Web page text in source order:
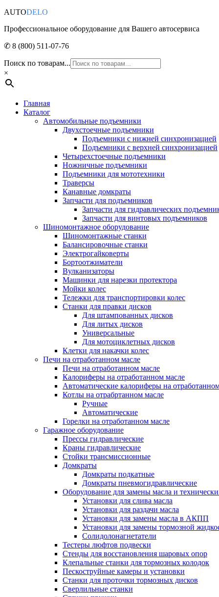
AUTODELO
Профессиональное оборудование для Вашего автосервиса
✆ 8 (800) 511-07-76
Поиск по товарам...
×
Главная
Каталог
Автомобильные подъемники
Двухстоечные подъемники
Подъемники с нижней синхронизацией
Подъемники с верхней синхронизацией
Четырехстоечные подъемники
Ножничные подъемники
Подъемники для мототехники
Траверсы
Канавные домкраты
Запчасти для подъемников
Запчасти для гидравлических
Запчасти для винтовых подъемников
Шиномонтажное оборудование
Шиномонтажные станки
Балансировочные станки
Электрогайковерты
Бортоотжиматели
Вулканизаторы
Машинки для нарезки протектора
Мойки колес
Тележки для транспортировки колес
Станки для правки дисков
Для штампованных дисков
Для литых дисков
Универсальные
Для мотоциклетных дисков
Клетки для накачки колес
Печи на отработанном масле
Печи на отработанном масле
Калориферы на отработанном масле
Автоматические калориферы на
Котлы на отрабртанном масле
Ручные
Автоматические
Горелки на отработанном масле
Гаражное оборудование
Прессы гидравлические
Краны гидравлические
Стойки трансмиссионные
Домкраты
Домкраты подкатные
Домкраты пневмогидравлические
Оборудование для замены масла и
Установки для слива масла
Установки для раздачи масла
Установки для замены масла в АКПП
Установки для замены тормозной
Солидолонагнетатели
Тестеры люфтов подвески
Стенды для восстановления шаровых опор
Клепальные станки для тормозных колодок
Пескоструйные камеры и установки
Станки для проточки тормозных дисков
Сверлильные станки